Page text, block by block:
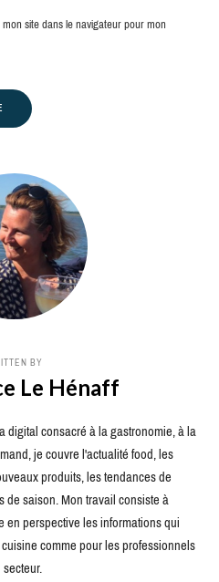
site dans le navigateur pour mon
BY
Le Hénaff
digital consacré à la gastronomie, à la
je couvre l'actualité food, les
produits, les tendances de
saison. Mon travail consiste à
perspective les informations qui
comme pour les professionnels